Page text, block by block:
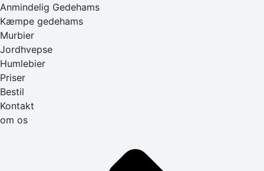
Anmindelig Gedehams
Kæmpe gedehams
Murbier
Jordhvepse
Humlebier
Priser
Bestil
Kontakt
om os